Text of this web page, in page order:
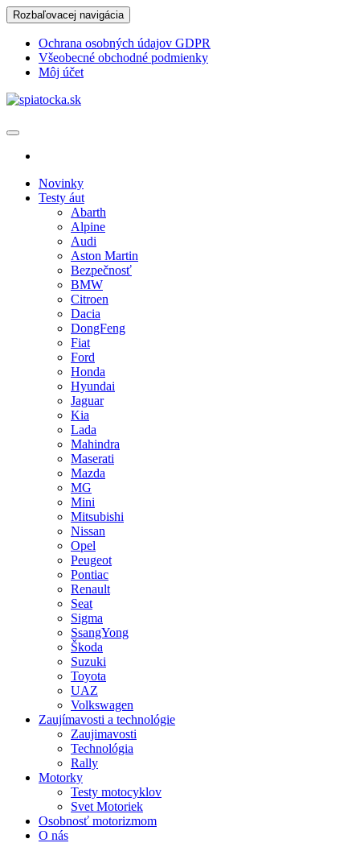
Skip
to
content
Rozbaľovacej navigácia
Ochrana osobných údajov GDPR
Všeobecné obchodné podmienky
Môj účet
Novinky
Testy áut
Abarth
Alpine
Audi
Aston Martin
Bezpečnosť
BMW
Citroen
Dacia
DongFeng
Fiat
Ford
Honda
Hyundai
Jaguar
Kia
Lada
Mahindra
Maserati
Mazda
MG
Mini
Mitsubishi
Nissan
Opel
Peugeot
Pontiac
Renault
Seat
Sigma
SsangYong
Škoda
Suzuki
Toyota
UAZ
Volkswagen
Zaujímavosti a technológie
Zaujimavosti
Technológia
Rally
Motorky
Testy motocyklov
Svet Motoriek
Osobnosť motorizmom
O nás